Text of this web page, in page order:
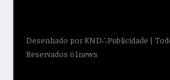
Desenhado porKND∴Publicidade |
Reservados 61news